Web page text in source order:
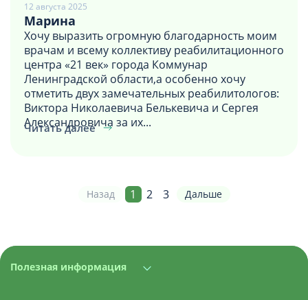
12 августа 2025
Марина
Хочу выразить огромную благодарность моим
врачам и всему коллективу реабилитационного
центра «21 век» города Коммунар
Ленинградской области,а особенно хочу
отметить двух замечательных реабилитологов:
Виктора Николаевича Белькевича и Сергея
Александровича за их...
Читать далее
Назад 1 2 3 Дальше
Полезная информация